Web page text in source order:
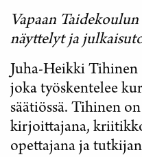
Vapaan
näyttelyt ja
Juha-Heikki
joka työskentelee
säätiössä. Tihinen
kirjoittajana,
opettajana ja